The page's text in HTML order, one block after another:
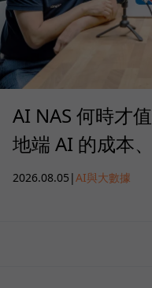
AI NAS 何時才
地端 AI 的成本
2026.08.05 |AI與大數據